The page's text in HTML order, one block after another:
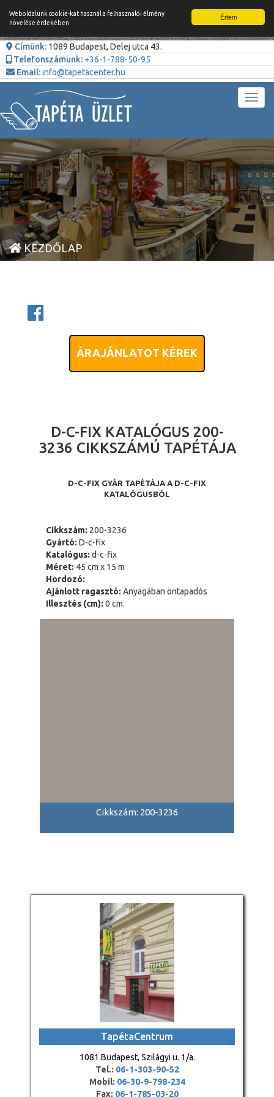
Értem
Weboldalunk cookie-kat használ a felhasználói élmény
növelése érdekében
Címünk: 1089 Budapest, Delej utca 43.
Telefonszámunk: +36-1-788-50-95
Email:info@tapetacenter.hu
KEZDŐLAP
ÁRAJÁNLATOT KÉREK
D-C-FIX KATALÓGUS 200-
3236 CIKKSZÁMÚ TAPÉTÁJA
D-C-FIX GYÁR TAPÉTÁJA A D-C-FIX
KATALÓGUSBÓL
Cikkszám: 200-3236
Gyártó: D-c-fix
Katalógus: d-c-fix
Méret: 45 cm x 15 m
Hordozó:
Ajánlott ragasztó: Anyagában öntapadós
Illesztés (cm): 0 cm.
Cikkszám: 200-3236
TapétaCentrum
1081 Budapest, Szilágyi u. 1/a.
Tel.: 06-1-303-90-52
Mobil: 06-30-9-798-234
Fax: 06-1-785-03-20